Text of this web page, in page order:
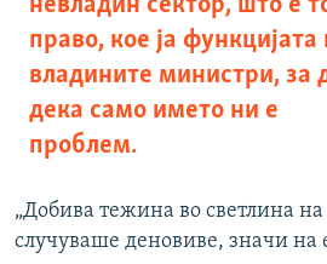
невладин сектор, што е
право, кое ја
владините министри, за
дека само името ни е
проблем.
„Добива тежина во светлина
случуваше деновиве, значи на